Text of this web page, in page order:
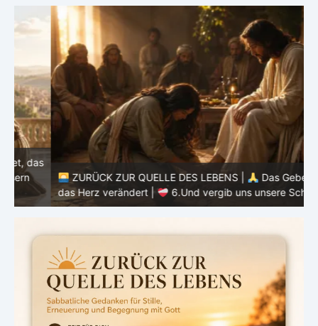
ZURÜCK ZUR QUELLE DES LEBENS |
Das Gebet, das
das Herz verändert |
6.Und vergib uns unsere Schuld